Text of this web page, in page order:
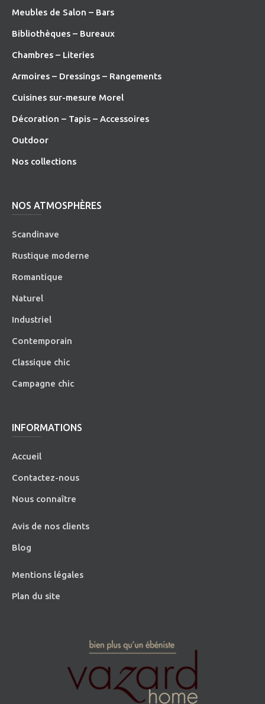
Meubles de Salon – Bars
Bibliothèques – Bureaux
Chambres – Literies
Armoires – Dressings – Rangements
Cuisines sur-mesure Morel
Décoration – Tapis – Accessoires
Outdoor
Nos collections
NOS ATMOSPHÈRES
Scandinave
Rustique moderne
Romantique
Naturel
Industriel
Contemporain
Classique chic
Campagne chic
INFORMATIONS
Accueil
Contactez-nous
Nous connaître
Avis de nos clients
Blog
Mentions légales
Plan du site